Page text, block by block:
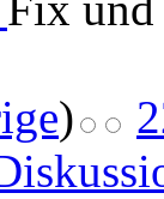
)